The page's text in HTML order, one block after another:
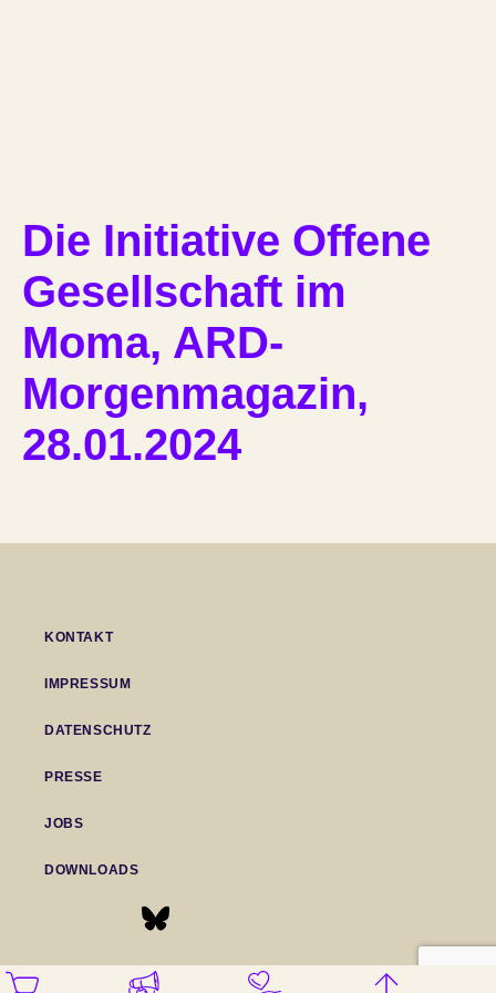
Die Initiative Offene
Gesellschaft im
Moma, ARD-
Morgenmagazin,
28.01.2024
KONTAKT
IMPRESSUM
DATENSCHUTZ
PRESSE
JOBS
DOWNLOADS